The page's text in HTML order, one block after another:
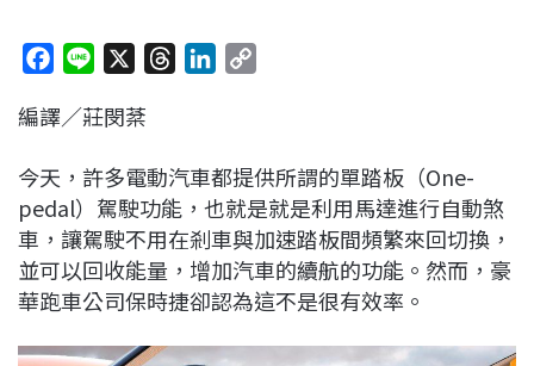
c
b
o
o
k
n
a
d
s
e
d
I
n
L
i
n
k
編譯／莊閔棻
今天，許多電動汽車都提供所謂的單踏板（One-
pedal）駕駛功能，也就是就是利用馬達進行自動煞
車，讓駕駛不用在剎車與加速踏板間頻繁來回切換，
並可以回收能量，增加汽車的續航的功能。然而，豪
華跑車公司保時捷卻認為這不是很有效率。